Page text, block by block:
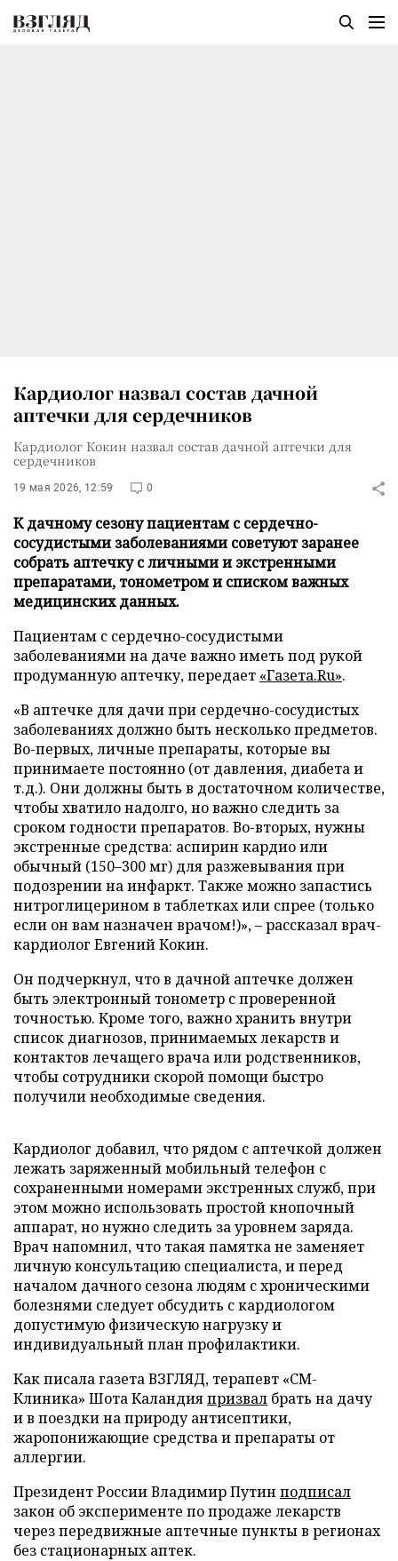
Кардиолог назвал состав дачной
аптечки для сердечников
Кардиолог Кокин назвал состав дачной аптечки для
сердечников
19 мая 2026, 12:59 0
К дачному сезону пациентам с сердечно-
сосудистыми заболеваниями советуют заранее
собрать аптечку с личными и экстренными
препаратами, тонометром и списком важных
медицинских данных.
Пациентам с сердечно-сосудистыми
заболеваниями на даче важно иметь под рукой
продуманную аптечку, передает «Газета.Ru».
«В аптечке для дачи при сердечно-сосудистых
заболеваниях должно быть несколько предметов.
Во-первых, личные препараты, которые вы
принимаете постоянно (от давления, диабета и
т.д.). Они должны быть в достаточном количестве,
чтобы хватило надолго, но важно следить за
сроком годности препаратов. Во-вторых, нужны
экстренные средства: аспирин кардио или
обычный (150–300 мг) для разжевывания при
подозрении на инфаркт. Также можно запастись
нитроглицерином в таблетках или спрее (только
если он вам назначен врачом!)», – рассказал врач-
кардиолог Евгений Кокин.
Он подчеркнул, что в дачной аптечке должен
быть электронный тонометр с проверенной
точностью. Кроме того, важно хранить внутри
список диагнозов, принимаемых лекарств и
контактов лечащего врача или родственников,
чтобы сотрудники скорой помощи быстро
получили необходимые сведения.
Кардиолог добавил, что рядом с аптечкой должен
лежать заряженный мобильный телефон с
сохраненными номерами экстренных служб, при
этом можно использовать простой кнопочный
аппарат, но нужно следить за уровнем заряда.
Врач напомнил, что такая памятка не заменяет
личную консультацию специалиста, и перед
началом дачного сезона людям с хроническими
болезнями следует обсудить с кардиологом
допустимую физическую нагрузку и
индивидуальный план профилактики.
Как писала газета ВЗГЛЯД, терапевт «СМ-
Клиника» Шота Каландияпризвал брать на дачу
и в поездки на природу антисептики,
жаропонижающие средства и препараты от
аллергии.
Президент России Владимир Путин подписал
закон об эксперименте по продаже лекарств
через передвижные аптечные пункты в регионах
без стационарных аптек.